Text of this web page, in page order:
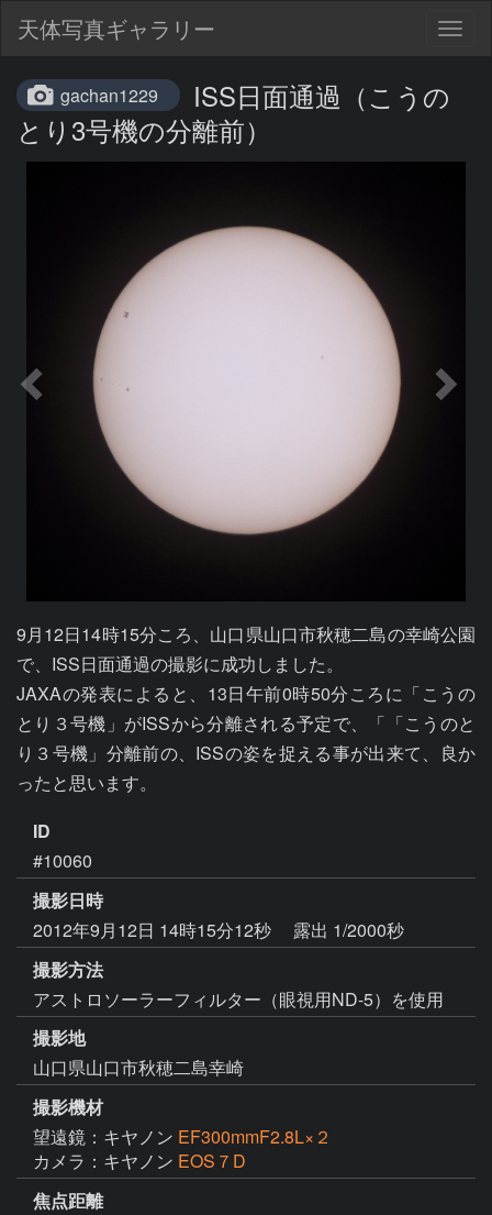
天体写真ギャラリー
gachan1229
ISS日面通過（こうの
とり3号機の分離前）
9月12日14時15分ころ、山口県山口市秋穂二島の幸崎公園
で、ISS日面通過の撮影に成功しました。
JAXAの発表によると、13日午前0時50分ころに「こうの
とり３号機」がISSから分離される予定で、「「こうのと
り３号機」分離前の、ISSの姿を捉える事が出来て、良か
ID
#10060
撮影日時
2012年9月12日 14時15分12秒
露出 1/2000秒
撮影方法
アストロソーラーフィルター（眼視用ND-5）を使用
撮影地
山口県山口市秋穂二島幸崎
撮影機材
望遠鏡：キヤノン EF300mmF2.8L×２
カメラ：キヤノン EOS７D
焦点距離